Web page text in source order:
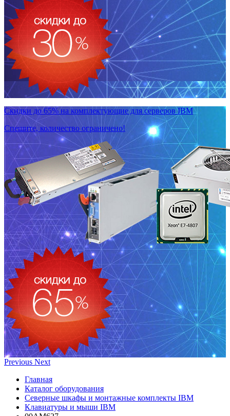
Скидки до 65% на комплектующие для серверов IBM
Спешите, количество ограничено!
Previous Next
Главная
Каталог оборудования
Северные шкафы и монтажные комплекты IBM
Клавиатуры и мыши IBM